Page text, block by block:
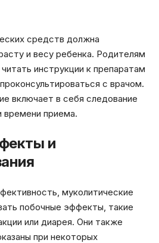
средств должна
и весу ребенка. Родителям
инструкции к препаратам
с врачом.
включает в себя следование
времени приема.
и
муколитические
побочные эффекты, такие
или диарея. Они также
при некоторых